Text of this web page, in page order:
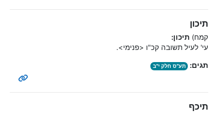
תיכון
קמח) תיכון:
עי' לעיל תשובה קכ"ו <פנימי>.
תגים: תע"ס חלק י"ב
תיכף